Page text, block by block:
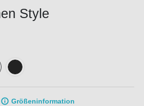
Style
Größeninformation